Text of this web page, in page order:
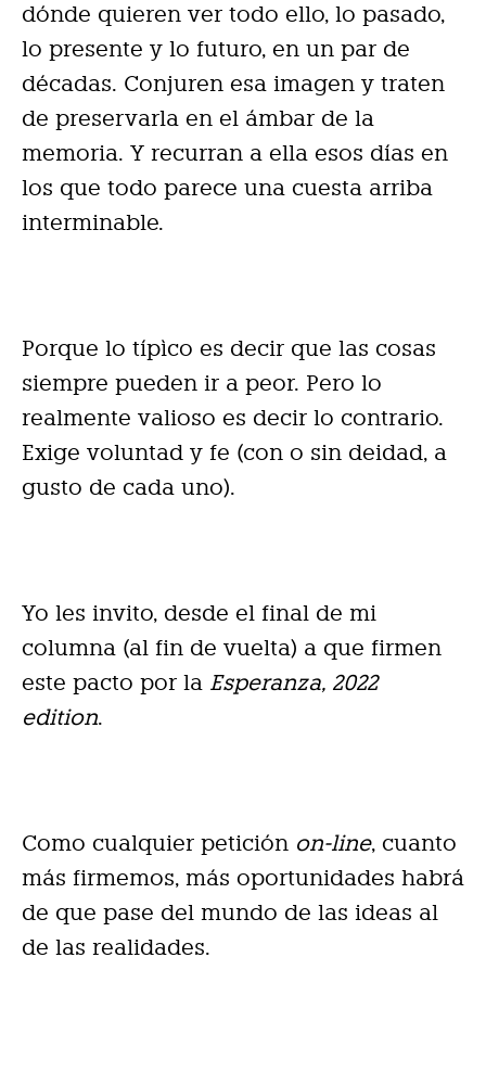
dónde quieren ver todo ello, lo pasado,
lo presente y lo futuro, en un par de
décadas. Conjuren esa imagen y traten
de preservarla en el ámbar de la
memoria. Y recurran a ella esos días en
los que todo parece una cuesta arriba
interminable.
Porque lo típìco es decir que las cosas
siempre pueden ir a peor. Pero lo
realmente valioso es decir lo contrario.
Exige voluntad y fe (con o sin deidad, a
gusto de cada uno).
Yo les invito, desde el final de mi
columna (al fin de vuelta) a que firmen
este pacto por la Esperanza, 2022
edition.
Como cualquier petición on-line, cuanto
más firmemos, más oportunidades habrá
de que pase del mundo de las ideas al
de las realidades.